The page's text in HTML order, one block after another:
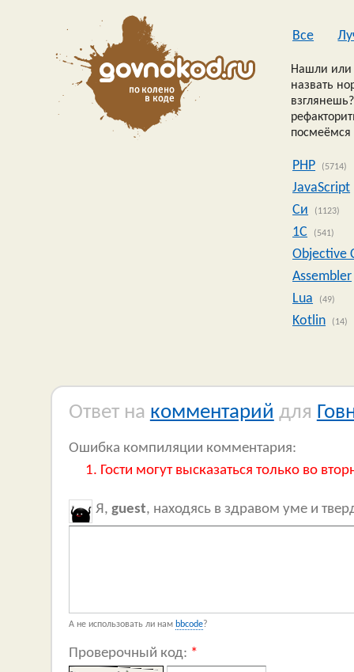
Все
Нашли или
назвать
посмеёмся
PHP (5714)
JavaScript
Си
(1123)
1C (541)
Objective
Assembler
Lua
(49)
Kotlin (14)
Ответ на комментарий для
Ошибка компиляции комментария:
Гости могут высказаться только во
Я, guest, находясь в здравом уме и
А не использовать ли нам bbcode?
Проверочный код: *